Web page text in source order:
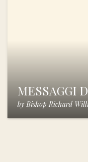
MESSAGGI
by Bishop Richard